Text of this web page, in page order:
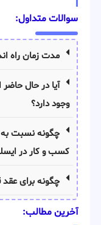
سوالات متداول:
مدت زمان راه
آیا در حال
وجود دارد؟
چگونه نسبت به
کسب و کار در
چگونه برای عقد
آخرین مطالب: